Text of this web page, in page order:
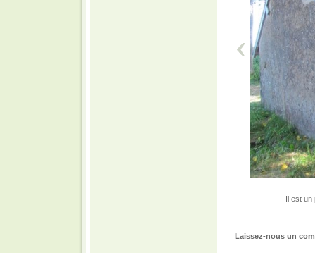
Il est un
Laissez-nous un